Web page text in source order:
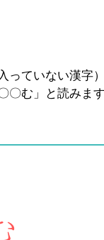
っていない漢字
〇む」と読みます